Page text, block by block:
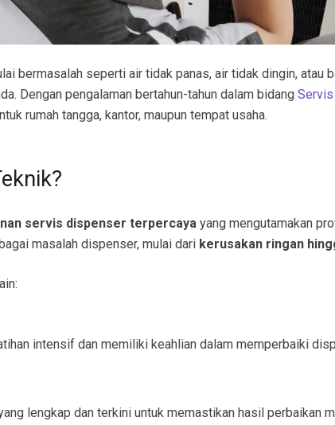
bermasalah seperti air tidak panas, air tidak dingin, atau
Dengan pengalaman bertahun-tahun dalam bidang
rumah tangga, kantor, maupun tempat usaha.
servis dispenser terpercaya yang mengutamakan
masalah dispenser, mulai dari kerusakan ringan
intensif dan memiliki keahlian dalam memperbaiki
lengkap dan terkini untuk memastikan hasil perbaikan